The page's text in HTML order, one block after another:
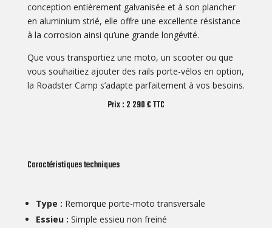
conception entièrement galvanisée et à son plancher
en aluminium strié, elle offre une excellente résistance
à la corrosion ainsi qu’une grande longévité.
Que vous transportiez une moto, un scooter ou que
vous souhaitiez ajouter des rails porte-vélos en option,
la Roadster Camp s’adapte parfaitement à vos besoins.
Prix : 2 290 € TTC
Caractéristiques techniques
Type : Remorque porte-moto transversale
Essieu : Simple essieu non freiné